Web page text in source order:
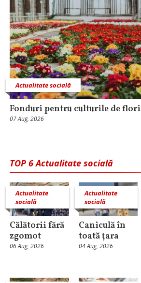
Actualitate socială
Fonduri pentru culturile de flori
07 Aug, 2026
TOP 6 Actualitate socială
Actualitate
socială
Călătorii fără
zgomot
06 Aug, 2026
Actualitate
socială
Caniculă în
toată ţara
04 Aug, 2026